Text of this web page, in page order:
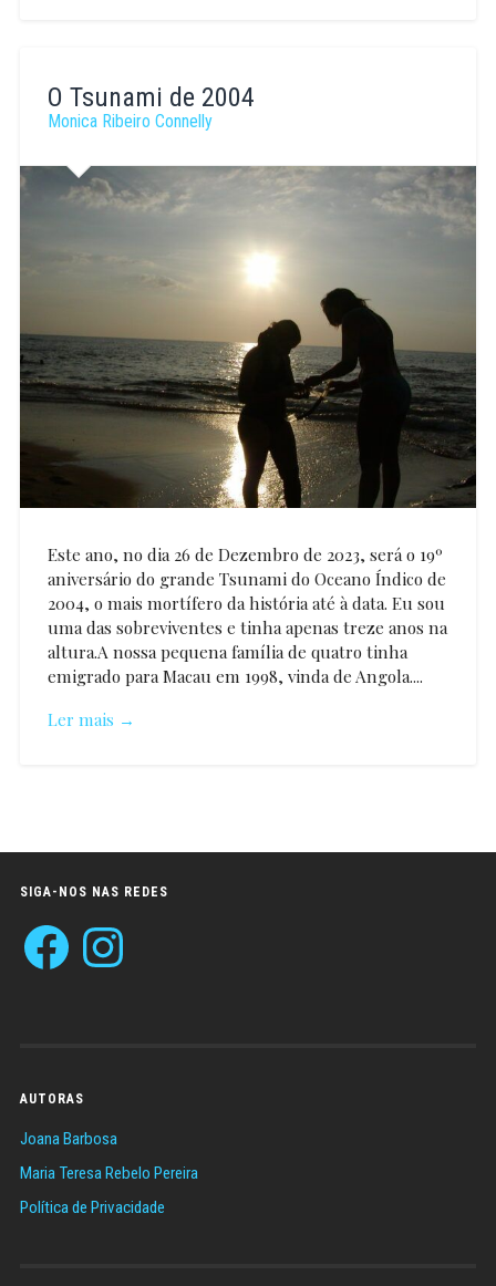
Ribeiro
Connelly
O Tsunami de 2004
Monica Ribeiro Connelly
Este ano, no dia 26 de Dezembro de 2023, será o 19º
aniversário do grande Tsunami do Oceano Índico de
2004, o mais mortífero da história até à data. Eu sou
uma das sobreviventes e tinha apenas treze anos na
altura.A nossa pequena família de quatro tinha
emigrado para Macau em 1998, vinda de Angola....
Ler mais →
SIGA-NOS NAS REDES
Facebook Instagram
AUTORAS
Joana Barbosa
Maria Teresa Rebelo Pereira
Política de Privacidade